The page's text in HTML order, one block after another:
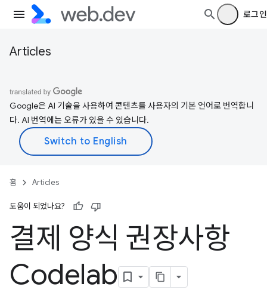
로그인
Articles
Google은 AI 기술을 사용하여 콘텐츠를 사용자의 기본 언어로 번역합니
다. AI 번역에는 오류가 있을 수 있습니다.
홈 Articles
도움이 되었나요?
결제 양식 권장사항
Codelab